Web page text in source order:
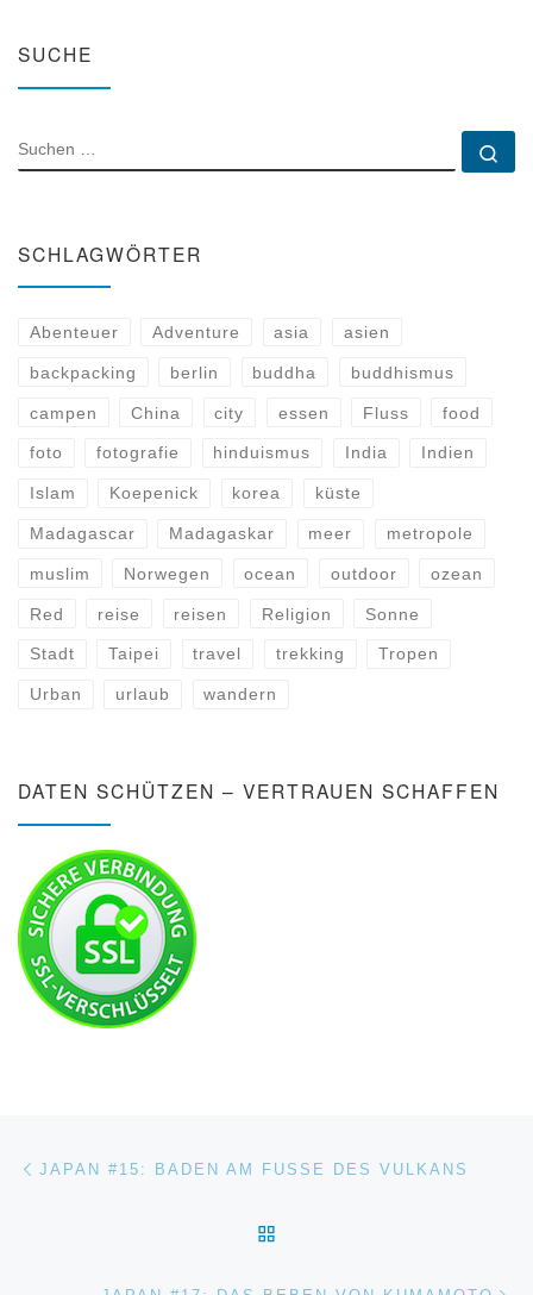
SUCHE
SUCHE
SCHLAGWÖRTER
Abenteuer Adventure asia asien
backpacking berlin buddha buddhismus
campen China city essen Fluss food
foto fotografie hinduismus India Indien
Islam Koepenick korea küste
Madagascar Madagaskar meer metropole
muslim Norwegen ocean outdoor ozean
Red reise reisen Religion Sonne
Stadt Taipei travel trekking Tropen
Urban urlaub wandern
DATEN SCHÜTZEN – VERTRAUEN SCHAFFEN
Beitragsnavigation
JAPAN #15: BADEN AM FUSSE DES VULKANS